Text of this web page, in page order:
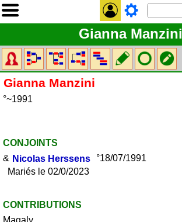
Gianna Manzini
Gianna Manzini
°~1991
CONJOINTS
& Nicolas Herssens
°18/07/1991
Mariés le 02/0/2023
CONTRIBUTIONS
Magaly